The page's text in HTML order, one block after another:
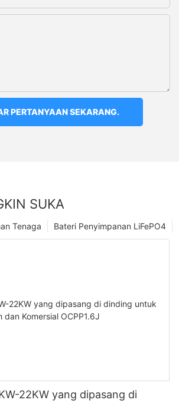
PERTANYAAN SEKARANG.
SUKA
Bateri Penyimpanan LiFePO4
Tenaga
22KW yang dipasang di